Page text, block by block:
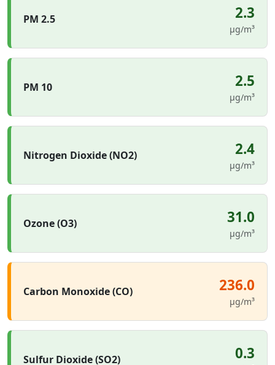
PM 2.5 2.3
µg/m³
PM 10 2.5
µg/m³
Nitrogen Dioxide (NO2) 2.4
µg/m³
Ozone (O3) 31.0
µg/m³
Carbon Monoxide (CO) 236.0
µg/m³
Sulfur Dioxide (SO2) 0.3